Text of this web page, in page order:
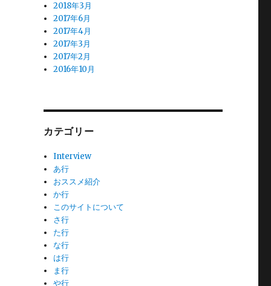
2018年3月
2017年6月
2017年4月
2017年3月
2017年2月
2016年10月
カテゴリー
Interview
あ行
おススメ紹介
か行
このサイトについて
さ行
た行
な行
は行
ま行
や行